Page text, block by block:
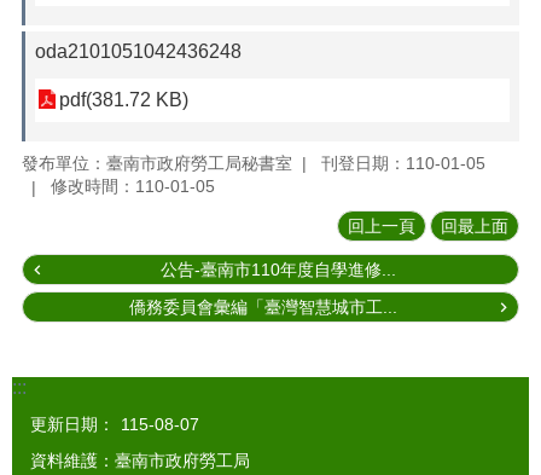
oda2101051042436248
pdf(381.72 KB)
發布單位：臺南市政府勞工局秘書室
刊登日期：110-01-05
修改時間：110-01-05
回上一頁 回最上面
公告-臺南市110年度自學進修...
僑務委員會彙編「臺灣智慧城市工...
:::
更新日期：
115-08-07
資料維護：臺南市政府勞工局